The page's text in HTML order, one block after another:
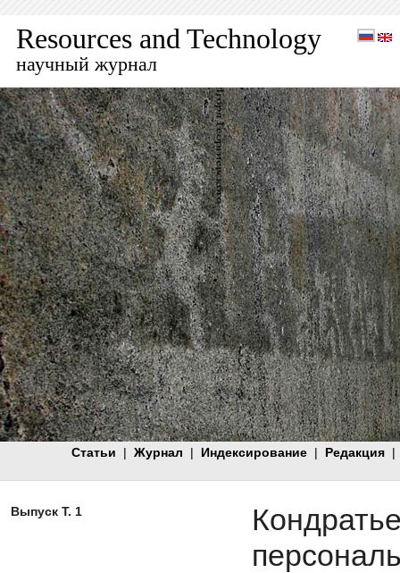
Resources and Technology
научный журнал
Статьи | Журнал | Индексирование | Редакция |
Выпуск Т. 1